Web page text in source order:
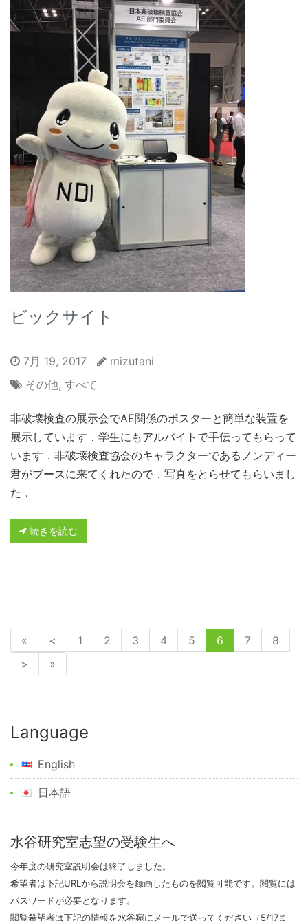
ビックサイト
7月 19, 2017
mizutani
その他, すべて
非破壊検査の展示会でAE関係のポスターと簡単な装置を
展示しています．学生にもアルバイトで手伝ってもらって
います．非破壊検査協会のキャラクターであるノンディー
君がブースに来てくれたので，写真をとらせてもらいまし
た．
続きを読む
« < 1 2 3 4 5 6 7
8
>
»
Language
English
日本語
水谷研究室志望の受験生へ
今年度の研究室説明会は終了しました。
希望者は下記URLから説明会を録画したものを閲覧可能です。閲覧には
パスワードが必要となります。
閲覧希望者は下記の情報を水谷宛にメールで送ってください（5/17ま